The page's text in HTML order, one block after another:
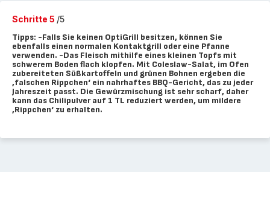
Schritte 5 /5
Tipps: -Falls Sie keinen OptiGrill besitzen, können Sie
ebenfalls einen normalen Kontaktgrill oder eine Pfanne
verwenden. -Das Fleisch mithilfe eines kleinen Topfs mit
schwerem Boden flach klopfen. Mit Coleslaw-Salat, im Ofen
zubereiteten Süßkartoffeln und grünen Bohnen ergeben die
‚falschen Rippchen‘ ein nahrhaftes BBQ-Gericht, das zu jeder
Jahreszeit passt. Die Gewürzmischung ist sehr scharf, daher
kann das Chilipulver auf 1 TL reduziert werden, um mildere
‚Rippchen‘ zu erhalten.